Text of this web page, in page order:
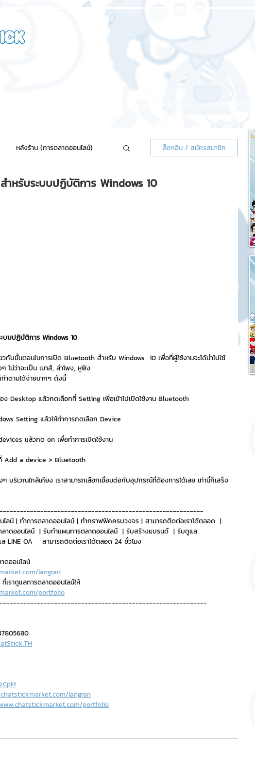
ผลงานของเรา
หลังร้าน (การตลาดออนไลน์)
สติ๊กเกอร์ไลน์แจกฟรี
การออกแบบและดีไซน์
และ Cryptocurrency
ChatStick NFT Collection
รวมบริการ Event Sticker
ล็อกอิน / สมัครสมาชิก
ำหรับระบบปฏิบัติการ Windows 10
บบปฏิบัติการ Windows 10
ยวกับขั้นตอนในการเปิด Bluetooth สำหรับ Windows  10 เพื่อที่ผู้ใช้งานจะได้นำไปใช้
ไม่ว่าจะเป็น เมาส์, ลำโพง, หูฟัง
ำตามได้ง่ายมากๆ ดังนี้
Desktop แล้วกดเลือกที่ Setting เพื่อเข้าไปเปิดใช้งาน Bluetooth
Setting แล้วให้ทำการกดเลือก Device
แล้วกด on เพื่อทำการเปิดใช้งาน
Add a device > Bluetooth
บริเวณใกล้เคียง เราสามารถเลือกเชื่อมต่อกับอุปกรณ์ที่ต้องการได้เลย เท่านี้ก็เสร็จ
ไลน์ | ทำการตลาดออนไลน์ | ทำกราฟฟิคครบวงจร | สามารถติดต่อเราได้ตลอด  |
าดออนไลน์  | รับทำแผนการตลาดออนไลน์  | รับสร้างแบรนด์  | รับดูแล
LINE OA    สามารถติดต่อเราได้ตลอด 24 ชั่วโมง
ดออนไลน์
langran
ราดูแลการตลาดออนไลน์ให้
portfolio
langran
portfolio